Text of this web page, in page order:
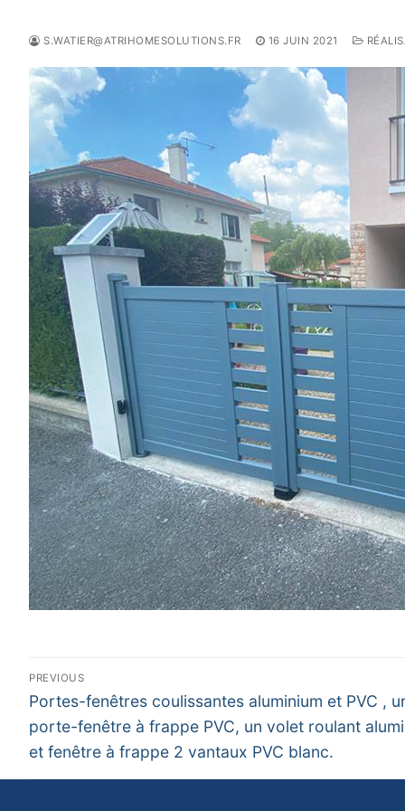
S.WATIER@ATRIHOMESOLUTIONS.FR 16 JUIN 2021
Navigation
de
l’article
PREVIOUS
Previous
post:
Portes-fenêtres coulissantes aluminium et PVC ,
porte-fenêtre à frappe PVC, un volet roulant
et fenêtre à frappe 2 vantaux PVC blanc.